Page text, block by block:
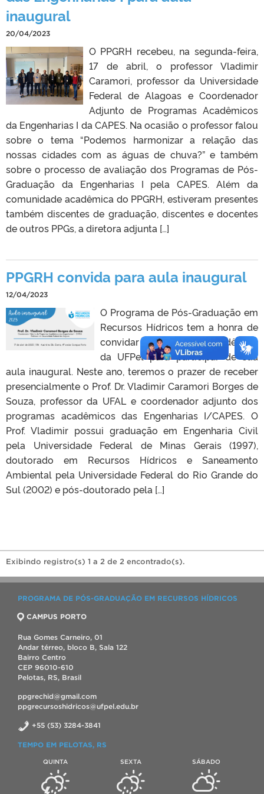
inaugural
20/04/2023
O PPGRH recebeu, na segunda-feira,
17 de abril, o professor Vladimir
Caramori, professor da Universidade
Federal de Alagoas e Coordenador
Adjunto de Programas Acadêmicos
da Engenharias I da CAPES. Na ocasião o professor falou
sobre o tema “Podemos harmonizar a relação das
nossas cidades com as águas de chuva?” e também
sobre o processo de avaliação dos Programas de Pós-
Graduação da Engenharias I pela CAPES. Além da
comunidade acadêmica do PPGRH, estiveram presentes
também discentes de graduação, discentes e docentes
de outros PPGs, a diretora adjunta […]
PPGRH convida para aula inaugural
12/04/2023
O Programa de Pós-Graduação em
Recursos Hídricos tem a honra de
convidar a comunidade acadêmica
da UFPel para participar de sua
aula inaugural. Neste ano, teremos o prazer de receber
presencialmente o Prof. Dr. Vladimir Caramori Borges de
Souza, professor da UFAL e coordenador adjunto dos
programas acadêmicos das Engenharias I/CAPES. O
Prof. Vladimir possui graduação em Engenharia Civil
pela Universidade Federal de Minas Gerais (1997),
doutorado em Recursos Hídricos e Saneamento
Ambiental pela Universidade Federal do Rio Grande do
Sul (2002) e pós-doutorado pela […]
Exibindo registro(s) 1 a 2 de 2 encontrado(s).
PROGRAMA DE PÓS-GRADUAÇÃO EM RECURSOS HÍDRICOS
CAMPUS PORTO
Rua Gomes Carneiro, 01
Andar térreo, bloco B, Sala 122
Bairro Centro
CEP 96010-610
Pelotas, RS, Brasil
ppgrechid@gmail.com
ppgrecursoshidricos@ufpel.edu.br
+55 (53) 3284-3841
TEMPO EM PELOTAS, RS
QUINTA SEXTA SÁBADO